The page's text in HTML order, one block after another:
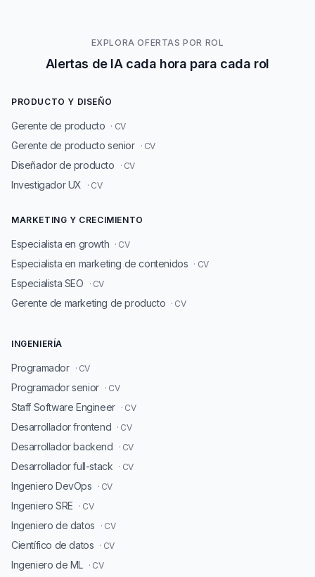
EXPLORA OFERTAS POR ROL
Alertas de IA cada hora para cada rol
PRODUCTO Y DISEÑO
Gerente de producto · CV
Gerente de producto senior · CV
Diseñador de producto · CV
Investigador UX · CV
MARKETING Y CRECIMIENTO
Especialista en growth · CV
Especialista en marketing de contenidos · CV
Especialista SEO · CV
Gerente de marketing de producto · CV
INGENIERÍA
Programador · CV
Programador senior · CV
Staff Software Engineer · CV
Desarrollador frontend · CV
Desarrollador backend · CV
Desarrollador full-stack · CV
Ingeniero DevOps · CV
Ingeniero SRE · CV
Ingeniero de datos · CV
Científico de datos · CV
Ingeniero de ML · CV